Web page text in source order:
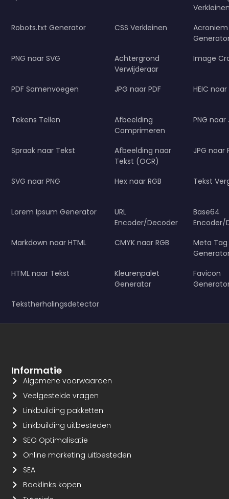
Robots.txt Generator
CSS Verkleinen
Acroniem
PNG naar SVG
Achtergrond
Verwijderaar
Image
PDF Samenvoegen JPG naar PDF HEIC naar
Tekens Tellen
Afbeelding
Comprimeren
PNG naar
Spraak naar Tekst
Afbeelding naar
Tekst (OCR)
JPG naar
SVG naar PNG Hex naar RGB Tekst
Lorem Ipsum Generator
URL
Encoder/Decoder
Base64
Encoder/
Markdown naar HTML
CMYK naar RGB
Meta Tag
HTML naar Tekst
Kleurenpalet
Generator
Favicon
Tekstherhalingsdetector
Informatie
Algemene voorwaarden
Veelgestelde vragen
Linkbuilding pakketten
Linkbuilding uitbesteden
SEO Optimalisatie
Online marketing uitbesteden
SEA
Backlinks kopen